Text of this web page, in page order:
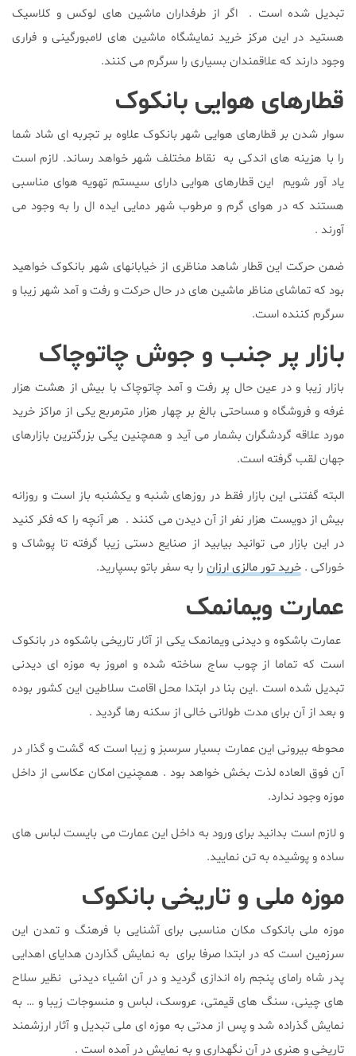
تبدیل شده است . اگر از طرفداران ماشین های لوکس و کلاسیک
هستید در این مرکز خرید نمایشگاه ماشین های لامبورگینی و فراری
وجود دارند که علاقمندان بسیاری را سرگرم می کنند.
قطارهای هوایی بانکوک
سوار شدن بر قطارهای هوایی شهر بانکوک علاوه بر تجربه ای شاد شما
را با هزینه های اندکی به نقاط مختلف شهر خواهد رساند. لازم است
یاد آور شویم این قطارهای هوایی دارای سیستم تهویه هوای مناسبی
هستند که در هوای گرم و مرطوب شهر دمایی ایده ال را به وجود می
آورند .
ضمن حرکت این قطار شاهد مناظری از خیابانهای شهر بانکوک خواهید
بود که تماشای مناظر ماشین های در حال حرکت و رفت و آمد شهر زیبا و
سرگرم کننده است.
بازار پر جنب و جوش چاتوچاک
بازار زیبا و در عین حال پر رفت و آمد چاتوچاک با بیش از هشت هزار
غرفه و فروشگاه و مساحتی بالغ بر چهار هزار مترمربع یکی از مراکز خرید
مورد علاقه گردشگران بشمار می آید و همچنین یکی بزرگترین بازارهای
جهان لقب گرفته است.
البته گفتنی این بازار فقط در روزهای شنبه و یکشنبه باز است و روزانه
بیش از دویست هزار نفر از آن دیدن می کنند . هر آنچه را که فکر کنید
در این بازار می توانید بیابید از صنایع دستی زیبا گرفته تا پوشاک و
خوراکی . خرید تور مالزی ارزان را به سفر باتو بسپارید.
عمارت ویمانمک
عمارت باشکوه و دیدنی ویمانمک یکی از آثار تاریخی باشکوه در بانکوک
است که تماما از چوب ساج ساخته شده و امروز به موزه ای دیدنی
تبدیل شده است .این بنا در ابتدا محل اقامت سلاطین این کشور بوده
و بعد از آن برای مدت طولانی خالی از سکنه رها گردید .
محوطه بیرونی این عمارت بسیار سرسبز و زیبا است که گشت و گذار در
آن فوق العاده لذت بخش خواهد بود . همچنین امکان عکاسی از داخل
موزه وجود ندارد.
و لازم است بدانید برای ورود به داخل این عمارت می بایست لباس های
ساده و پوشیده به تن نمایید.
موزه ملی و تاریخی بانکوک
موزه ملی بانکوک مکان مناسبی برای آشنایی با فرهنگ و تمدن این
سرزمین است که در ابتدا صرفا برای به نمایش گذاردن هدایای اهدایی
پدر شاه رامای پنجم راه اندازی گردید و در آن اشیاء دیدنی نظیر سلاح
های چینی، سنگ های قیمتی، عروسک، لباس و منسوجات زیبا و … به
نمایش گذراده شد و پس از مدتی به موزه ای ملی تبدیل و آثار ارزشمند
تاریخی و هنری در آن نگهداری و به نمایش در آمده است .